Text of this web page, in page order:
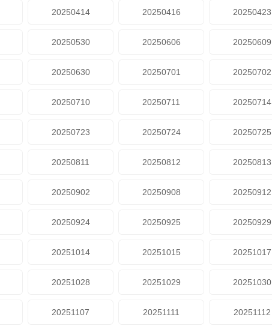
20250414 20250416 20250423
20250530 20250606 20250609
20250630 20250701 20250702
20250710 20250711 20250714
20250723 20250724 20250725
20250811 20250812 20250813
20250902 20250908 20250912
20250924 20250925 20250929
20251014 20251015 20251017
20251028 20251029 20251030
20251107 20251111 20251112